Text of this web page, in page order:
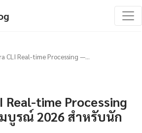
CLI Real-time Processing —...
Real-time Processing
รณ์ 2026 สำหรับนัก